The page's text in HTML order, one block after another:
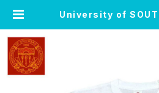
University of